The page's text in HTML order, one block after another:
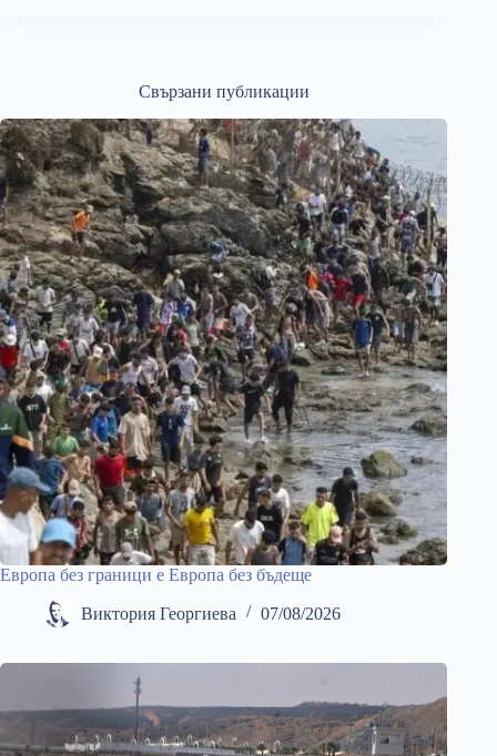
Свързани публикации
Европа без граници е Европа без бъдеще
Виктория Георгиева 07/08/2026